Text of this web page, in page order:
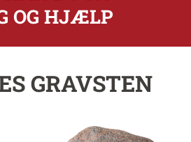
OG HJÆLP
GRAVSTEN